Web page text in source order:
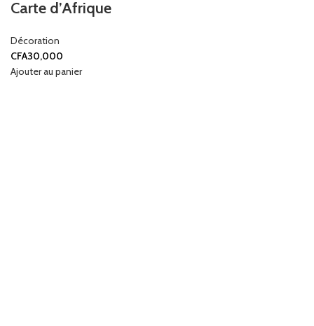
Carte d’Afrique
Décoration
CFA30,000
Ajouter au panier